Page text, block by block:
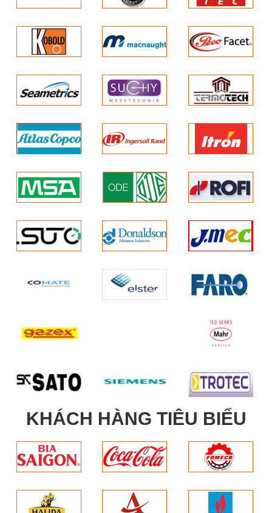
KHÁCH HÀNG TIÊU BIỂU